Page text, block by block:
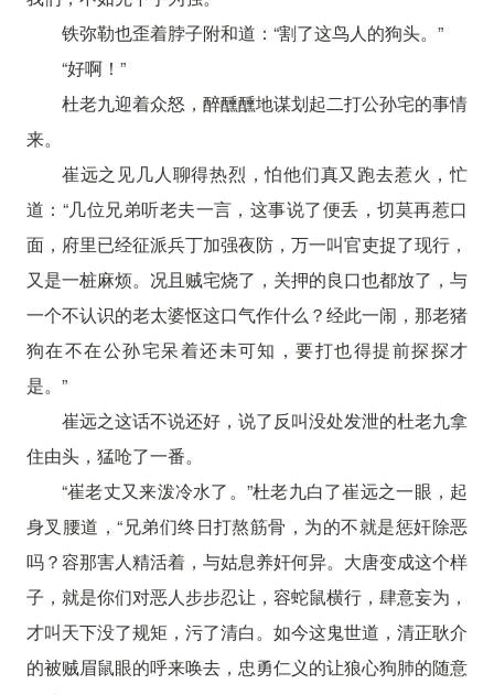
铁弥勒也歪着脖子附和道：“割了这鸟人的狗头。”
“好啊！”
杜老九迎着众怒，醉醺醺地谋划起二打公孙宅的事情
来。
崔远之见几人聊得热烈，怕他们真又跑去惹火，忙
道：“几位兄弟听老夫一言，这事说了便丢，切莫再惹口
面，府里已经征派兵丁加强夜防，万一叫官吏捉了现行，
又是一桩麻烦。况且贼宅烧了，关押的良口也都放了，与
一个不认识的老太婆怄这口气作什么？经此一闹，那老猪
狗在不在公孙宅呆着还未可知，要打也得提前探探才
是。”
崔远之这话不说还好，说了反叫没处发泄的杜老九拿
住由头，猛呛了一番。
“崔老丈又来泼冷水了。”杜老九白了崔远之一眼，起
身叉腰道，“兄弟们终日打熬筋骨，为的不就是惩奸除恶
吗？容那害人精活着，与姑息养奸何异。大唐变成这个样
子，就是你们对恶人步步忍让，容蛇鼠横行，肆意妄为，
才叫天下没了规矩，污了清白。如今这鬼世道，清正耿介
的被贼眉鼠眼的呼来唤去，忠勇仁义的让狼心狗肺的随意